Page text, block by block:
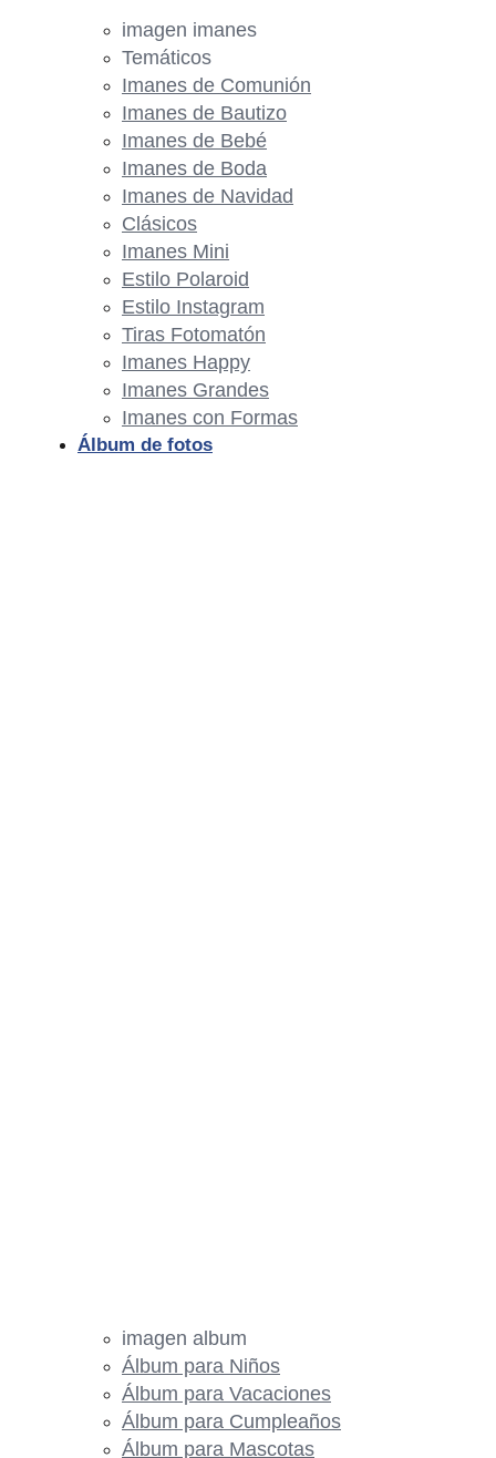
imagen imanes
Temáticos
Imanes de Comunión
Imanes de Bautizo
Imanes de Bebé
Imanes de Boda
Imanes de Navidad
Clásicos
Imanes Mini
Estilo Polaroid
Estilo Instagram
Tiras Fotomatón
Imanes Happy
Imanes Grandes
Imanes con Formas
Álbum de fotos
imagen album
Álbum para Niños
Álbum para Vacaciones
Álbum para Cumpleaños
Álbum para Mascotas